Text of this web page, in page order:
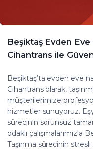
Beşiktaş Evden
Cihantrans ile
Beşiktaş’ta evden eve
Cihantrans olarak,
müşterilerimize
hizmetler sunuyoruz.
sürecinin sorunsuz
odaklı çalışmalarımızla
Taşınma sürecinin